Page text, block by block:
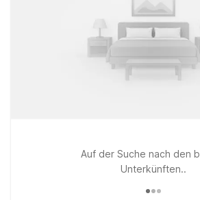
Auf der Suche nach den
Unterkünften..